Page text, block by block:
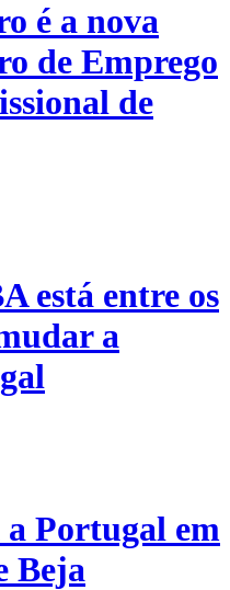
é a nova
de Emprego
de
está entre os
a
a Portugal em
Beja